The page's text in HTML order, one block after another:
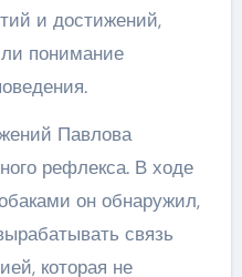
и достижений,
понимание
Павлова
рефлекса. В ходе
он обнаружил,
связь
которая не